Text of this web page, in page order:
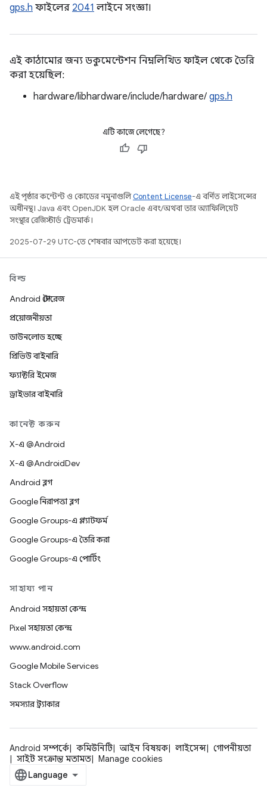
gps.h ফাইলের 2041 লাইনে সংজ্ঞা।
এই কাঠামোর জন্য ডকুমেন্টেশন নিম্নলিখিত ফাইল থেকে তৈরি
করা হয়েছিল:
hardware/libhardware/include/hardware/ gps.h
এটি কাজে লেগেছে?
এই পৃষ্ঠার কন্টেন্ট ও কোডের নমুনাগুলিContent License-এ বর্ণিত লাইসেন্সের
অধীনস্থ। Java এবং OpenJDK হল Oracle এবং/অথবা তার অ্যাফিলিয়েট
সংস্থার রেজিস্টার্ড ট্রেডমার্ক।
2025-07-29 UTC-তে শেষবার আপডেট করা হয়েছে।
বিল্ড
Android স্টোরেজ
প্রয়োজনীয়তা
ডাউনলোড হচ্ছে
প্রিভিউ বাইনারি
ফ্যাক্টরি ইমেজ
ড্রাইভার বাইনারি
কানেক্ট করুন
X-এ @Android
X-এ @AndroidDev
Android ব্লগ
Google নিরাপত্তা ব্লগ
Google Groups-এ প্ল্যাটফর্ম
Google Groups-এ তৈরি করা
Google Groups-এ পোর্টিং
সাহায্য পান
Android সহায়তা কেন্দ্র
Pixel সহায়তা কেন্দ্র
www.android.com
Google Mobile Services
Stack Overflow
সমস্যার ট্র্যাকার
Android সম্পর্কে কমিউনিটি আইন বিষয়ক লাইসেন্স
গোপনীয়তা
সাইট সংক্রান্ত মতামত
Manage cookies